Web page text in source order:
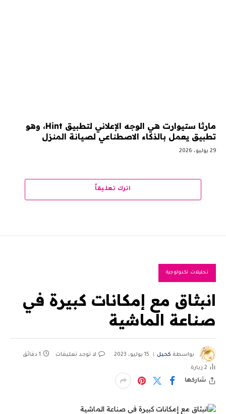
مارثا ستيوارت هي الوجه الإعلاني لتطبيق Hint، وهو
تطبيق يعمل بالذكاء الاصطناعي لصيانة المنزل
29 يوليو، 2026
اترك تعليقاً
تحليلات تكنولوجية
انبثاق مع إمكانات كبيرة في
صناعة الماشية
بواسطة كحيل 15 يوليو، 2023 لا توجد تعليقات 1 دقائق
2 زيارة
شاركها